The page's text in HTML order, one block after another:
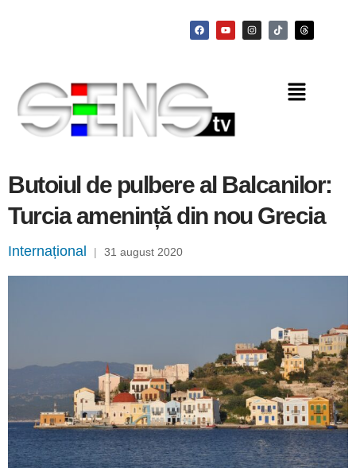
Butoiul de pulbere al Balcanilor:
Turcia amenință din nou Grecia
Internațional | 31 august 2020